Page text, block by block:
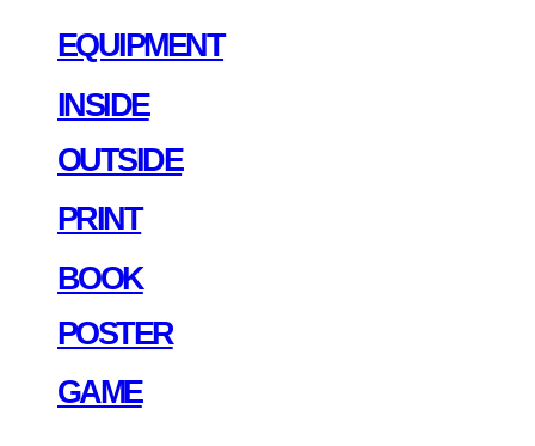
EQUIPMENT
INSIDE
OUTSIDE
PRINT
BOOK
POSTER
GAME